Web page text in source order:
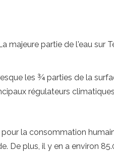
majeure partie de l'eau sur
les ¾ parties de la
régulateurs climatiques
la consommation
De plus, il y en a environ